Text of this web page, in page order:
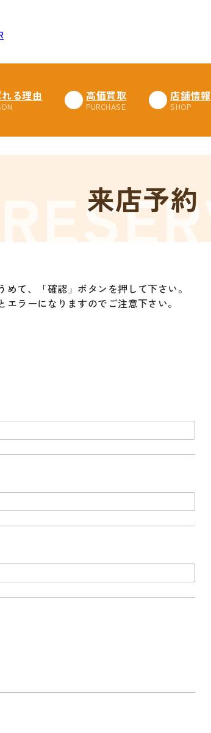
る理由 高価買取 店舗情報
来店予約
て、「確認」ボタンを押して下さい。
ラーになりますのでご注意下さい。